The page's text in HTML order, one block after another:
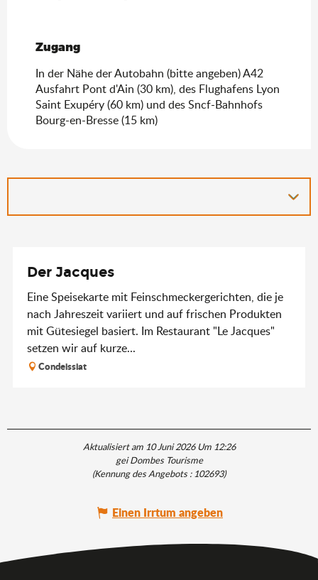
Zugang
Zugang
In der Nähe der Autobahn (bitte angeben) A42
Ausfahrt Pont d'Ain (30 km), des Flughafens Lyon
Saint Exupéry (60 km) und des Sncf-Bahnhofs
Bourg-en-Bresse (15 km)
Der Jacques
Eine Speisekarte mit Feinschmeckergerichten, die je
nach Jahreszeit variiert und auf frischen Produkten
mit Gütesiegel basiert. Im Restaurant "Le Jacques"
setzen wir auf kurze...
Condeissiat
Aktualisiert am 10 Juni 2026 Um 12:26
gei Dombes Tourisme
(Kennung des Angebots :102693)
Einen Irrtum angeben